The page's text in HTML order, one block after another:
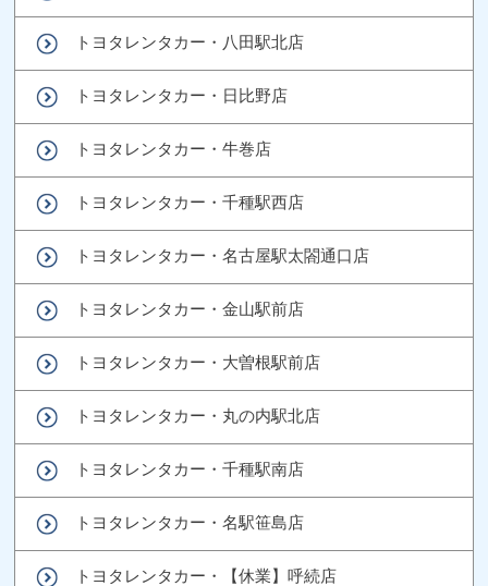
トヨタレンタカー・八田駅北店
トヨタレンタカー・日比野店
トヨタレンタカー・牛巻店
トヨタレンタカー・千種駅西店
トヨタレンタカー・名古屋駅太閤通口店
トヨタレンタカー・金山駅前店
トヨタレンタカー・大曽根駅前店
トヨタレンタカー・丸の内駅北店
トヨタレンタカー・千種駅南店
トヨタレンタカー・名駅笹島店
トヨタレンタカー・【休業】呼続店